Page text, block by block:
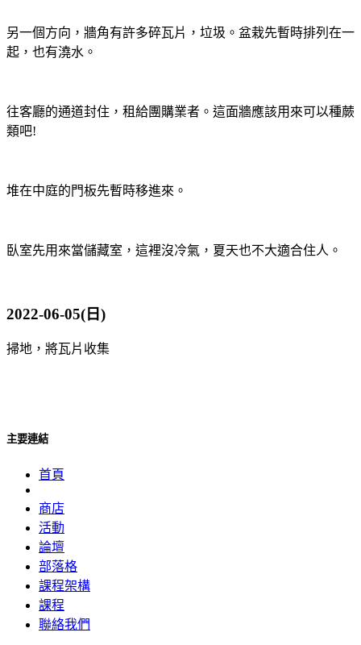
另一個方向，牆角有許多碎瓦片，垃圾。盆栽先暫時排列在一
起，也有澆水。
往客廳的通道封住，租給團購業者。這面牆應該用來可以種蕨
類吧!
堆在中庭的門板先暫時移進來。
臥室先用來當儲藏室，這裡沒冷氣，夏天也不大適合住人。
2022-06-05(日)
掃地，將瓦片收集
主要連結
首頁
商店
活動
論壇
部落格
課程架構
課程
聯絡我們